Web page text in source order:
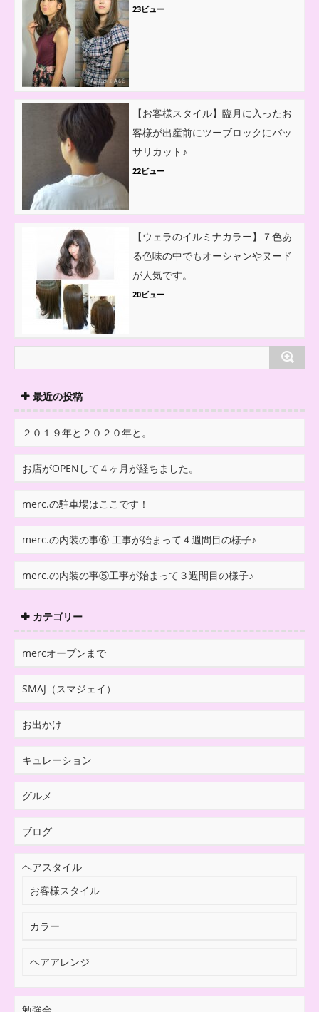
23ビュー
【お客様スタイル】臨月に入ったお
客様が出産前にツーブロックにバッ
サリカット♪
22ビュー
【ウェラのイルミナカラー】７色あ
る色味の中でもオーシャンやヌード
が人気です。
20ビュー
最近の投稿
２０１９年と２０２０年と。
お店がOPENして４ヶ月が経ちました。
merc.の駐車場はここです！
merc.の内装の事⑥ 工事が始まって４週間目の様子♪
merc.の内装の事⑤工事が始まって３週間目の様子♪
カテゴリー
mercオープンまで
SMAJ（スマジェイ）
お出かけ
キュレーション
グルメ
ブログ
ヘアスタイル
お客様スタイル
カラー
ヘアアレンジ